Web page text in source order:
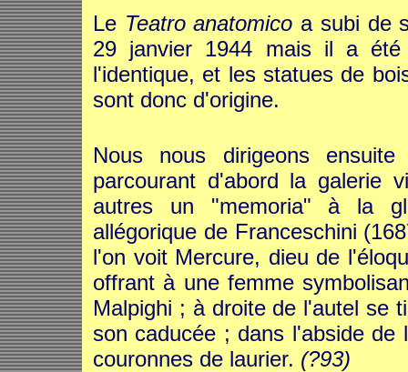
Le Teatro anatomico a subi de
29 janvier 1944 mais il a
l'identique, et les statues de
sont donc d'origine.
Nous nous dirigeons
parcourant d'abord la galerie
autres un "memoria" à la
allégorique de Franceschini
l'on voit Mercure, dieu de
offrant à une femme
Malpighi ; à droite de l'autel se
son caducée ; dans l'abside de
couronnes de laurier. (?93)